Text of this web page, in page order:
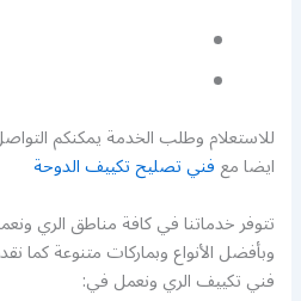
للاستعلام وطلب الخدمة يمكنكم
ايضا معفني تصليح تكييف الدوحة
تتوفر خدماتنا في كافة مناطق الري
وبأفضل الأنواع وبماركات متنوعة كما
فني تكييف الري ونعمل في: